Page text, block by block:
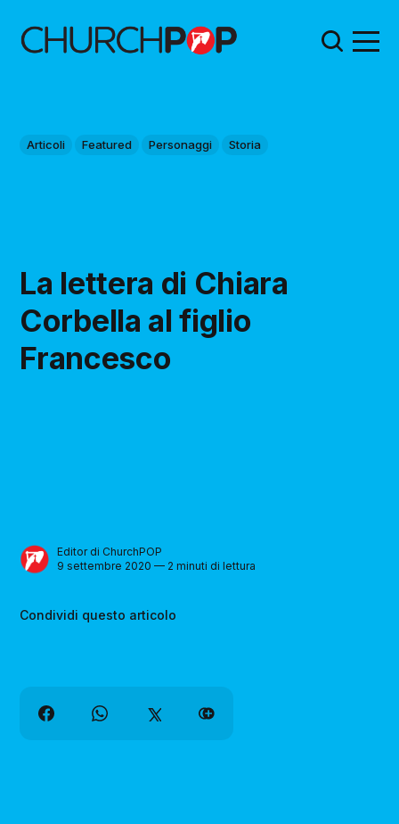
Articoli Featured Personaggi Storia
La lettera di Chiara
Corbella al figlio
Francesco
Editor di ChurchPOP
9 settembre 2020 — 2 minuti di lettura
Condividi questo articolo